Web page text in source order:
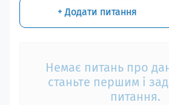
+ Додати питання
Немає питань про
станьте першим і
питання.